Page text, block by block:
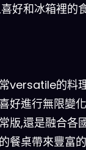
好和冰箱裡的
versatile的料
好進行無限變
版,還是融合各
餐桌帶來豐富